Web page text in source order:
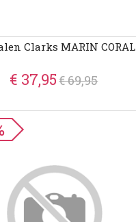
Clarks MARIN CORAL
€ 37,95€ 69,95